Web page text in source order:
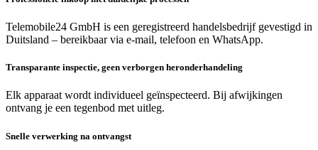
Telemobile24 GmbH is een geregistreerd handelsbedrijf gevestigd in
Duitsland – bereikbaar via e-mail, telefoon en WhatsApp.
Transparante inspectie, geen verborgen heronderhandeling
Elk apparaat wordt individueel geïnspecteerd. Bij afwijkingen
ontvang je een tegenbod met uitleg.
Snelle verwerking na ontvangst